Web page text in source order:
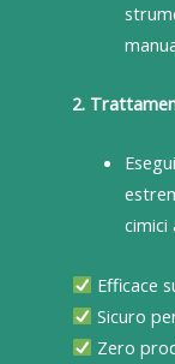
2.
cimici
Efficace
Sicuro
Zero